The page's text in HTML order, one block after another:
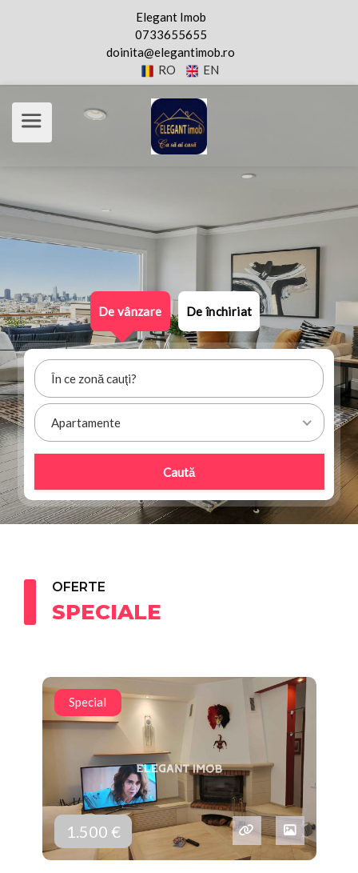
Elegant Imob
0733655655
doinita@elegantimob.ro
RO
EN
De vânzare De închiriat
Apartamente
Caută
OFERTE
SPECIALE
Special
1.500 €